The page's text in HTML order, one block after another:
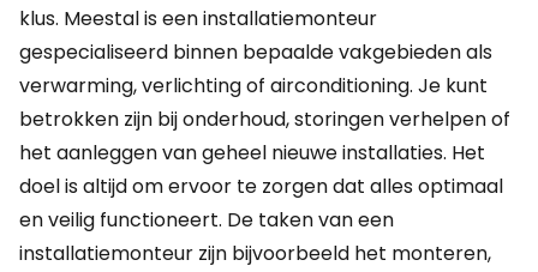
klus. Meestal is een installatiemonteur
gespecialiseerd binnen bepaalde vakgebieden als
verwarming, verlichting of airconditioning. Je kunt
betrokken zijn bij onderhoud, storingen verhelpen of
het aanleggen van geheel nieuwe installaties. Het
doel is altijd om ervoor te zorgen dat alles optimaal
en veilig functioneert. De taken van een
installatiemonteur zijn bijvoorbeeld het monteren,